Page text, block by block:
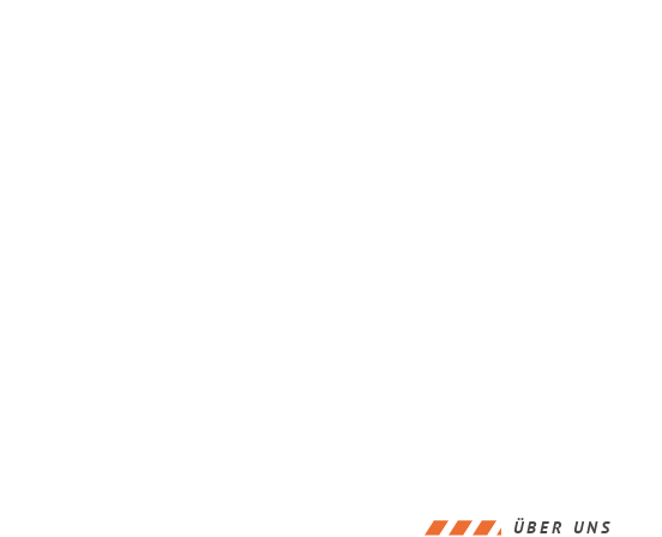
ÜBER UNS